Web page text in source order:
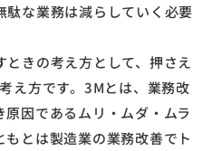
駄な業務は減らしていく必要
きの考え方として、押さえ
え方です。3Mとは、業務改
因であるムリ・ムダ・ムラ
とは製造業の業務改善でト